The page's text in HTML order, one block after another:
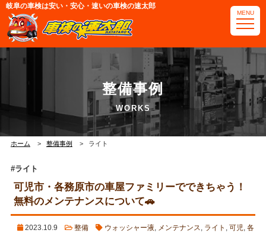
岐阜の車検は安い・安心・速いの車検の速太郎
電話番号・アクセス
那加岐南店
MENU
整備事例
ホーム 整備事例 ライト
#ライト
可児市・各務原市の車屋ファミリーでできちゃう！
無料のメンテナンスについて🚗
2023.10.9 整備 ウォッシャー液, メンテナンス ライト 可児
各